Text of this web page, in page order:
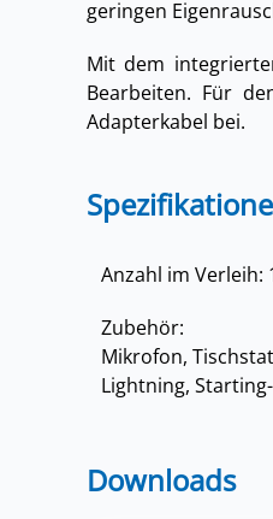
geringen
Mit dem
Bearbeiten. Für
Adapterkabel bei.
Anzahl im Verleih:
Zubehör:
Mikrofon,
Lightning,
Downloads